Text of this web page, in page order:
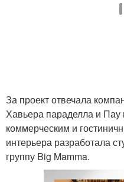
За проект отвечала
Хавьера параделла и Пау
коммерческим и
интерьера разработала
группу Big Mamma.